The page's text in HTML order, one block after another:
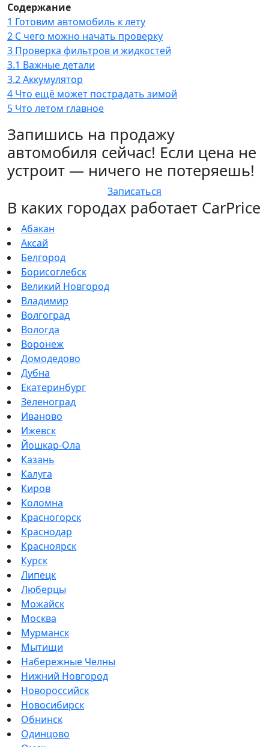
Содержание
1 Готовим автомобиль к лету
2 С чего можно начать проверку
3 Проверка фильтров и жидкостей
3.1 Важные детали
3.2Аккумулятор
4 Что ещё может пострадать зимой
5 Что летом главное
Запишись на продажу
автомобиля сейчас! Если цена не
устроит — ничего не потеряешь!
Записаться
В каких городах работает CarPrice
Абакан
Аксай
Белгород
Борисоглебск
Великий Новгород
Владимир
Волгоград
Вологда
Воронеж
Домодедово
Дубна
Екатеринбург
Зеленоград
Иваново
Ижевск
Йошкар-Ола
Казань
Калуга
Киров
Коломна
Красногорск
Краснодар
Красноярск
Курск
Липецк
Люберцы
Можайск
Москва
Мурманск
Мытищи
Набережные Челны
Нижний Новгород
Новороссийск
Новосибирск
Обнинск
Одинцово